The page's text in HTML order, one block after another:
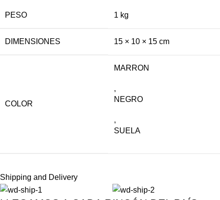
PESO 1 kg
DIMENSIONES 15 × 10 × 15 cm
COLOR
MARRON
,
NEGRO
,
SUELA
Shipping and Delivery